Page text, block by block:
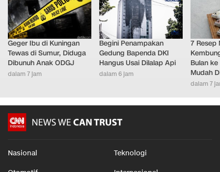
Geger Ibu di Kuningan
Tewas di Sumur, Diduga
Dibunuh Anak ODGJ
dalam 7 jam
Begini Penampakan
Gedung Bapenda DKI
Hangus Usai Dilalap Api
dalam 6 jam
7 Resep
Bulan
Mudah
dalam 7
Nasional Teknologi